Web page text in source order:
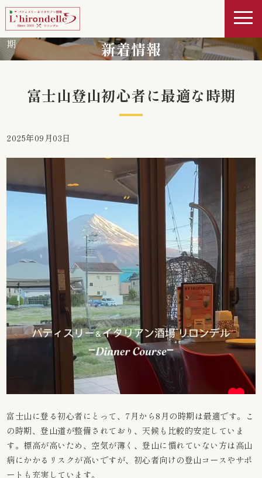
新着情報
ホーム > GMB投稿
富士山登山初心者に最適な時
期
富士山登山初心者に最適な時期
2025年09月03日
富士山に登る初心者にとって、7月から8月の時期は最適です。こ
の時期、登山道が整備されており、天候も比較的安定していま
す。標高が高いため、空気が薄く、登山に慣れていない方は高山
病にかかるリスクが高いですが、初心者向けの登山コースやサポ
ートも充実しています。